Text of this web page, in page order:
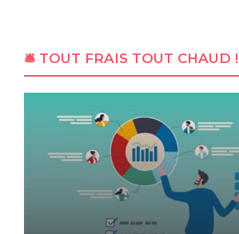
🛎 TOUT FRAIS TOUT CHAUD !